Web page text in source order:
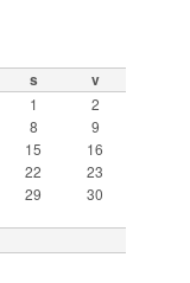
s v
1
2
8
9
15
16
22
23
29
30